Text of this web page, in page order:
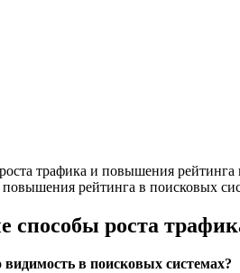
трафика и повышения рейтинга
рейтинга в поисковых
роста
видимость в поисковых системах?